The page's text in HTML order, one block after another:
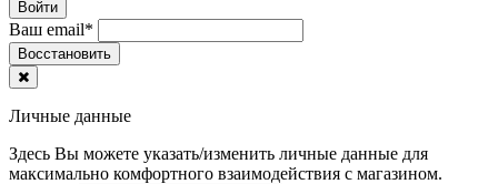
Войти
Ваш email*
Воcстановить
Личные данные
Здесь Вы можете указать/изменить личные данные для
максимально комфортного взаимодействия с магазином.